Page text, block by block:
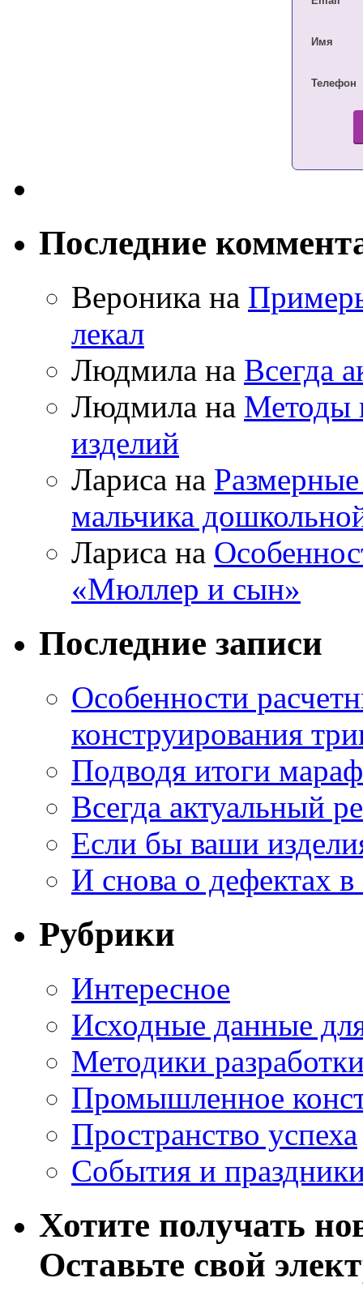
Имя
Телефон
Последние
Вероника на
лекал
Людмила на Всегда
Людмила на Методы
изделий
Лариса на
мальчика
Лариса на
«Мюллер и сын»
Последние записи
Особенности
конструирования
Подводя итоги
Всегда актуальный
Если бы ваши
И снова о дефектах
Рубрики
Интересное
Исходные данные
Методики
Промышленное
Пространство успеха
События и
Хотите получать
Оставьте свой